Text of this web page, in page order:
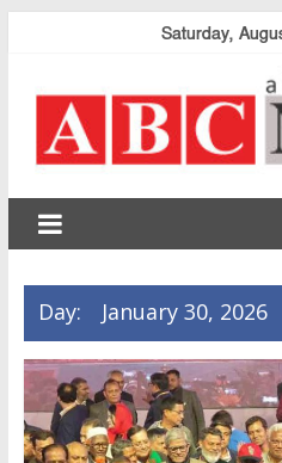
Saturday,
Day: January 30, 2026